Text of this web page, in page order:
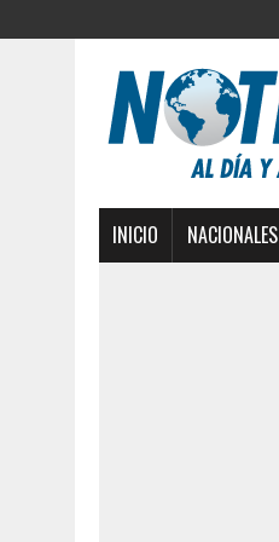
INICIO NACIONALES